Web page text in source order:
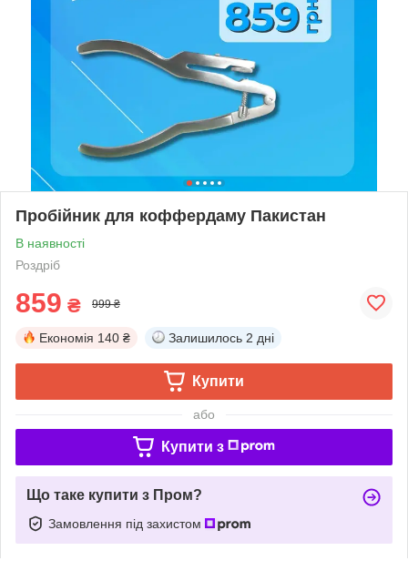
Пробійник для коффердаму Пакистан
В наявності
Роздріб
859 ₴ 999 ₴
Економія 140 ₴ Залишилось 2 дні
Купити
або
Купити з
Що таке купити з Пром?
Замовлення під захистом